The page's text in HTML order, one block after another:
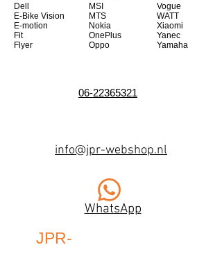
Dell
E-Bike Vision
E-motion
Fit
Flyer
MSI
MTS
Nokia
OnePlus
Oppo
Vogue
WATT
Xiaomi
Yanec
Yamaha
06-22365321
info@jpr-webshop.nl
WhatsApp
JPR-